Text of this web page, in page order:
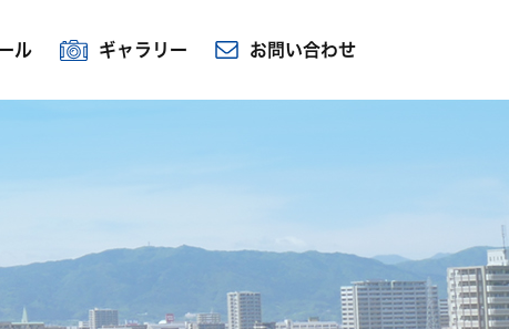
ル ギャラリー お問い合わせ